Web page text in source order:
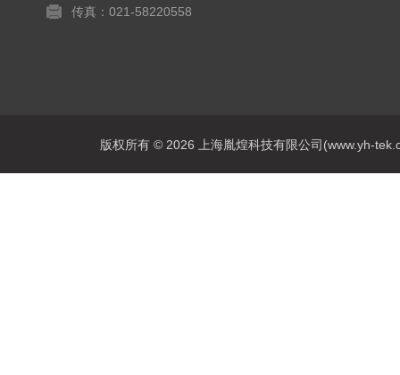
传真：021-58220558
版权所有 © 2026 上海胤煌科技有限公司(www.yh-